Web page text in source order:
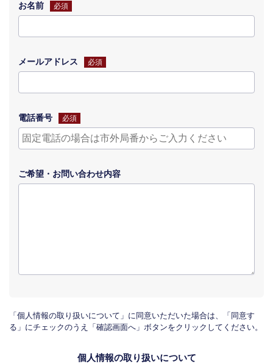
お名前 必須
メールアドレス 必須
電話番号 必須
ご希望・ お問い合わせ内容
「個人情報の取り扱いについて」に同意いただいた場合は、「同意す
る」にチェックのうえ「確認画面へ」ボタンをクリックしてください。
個人情報の取り扱いについて